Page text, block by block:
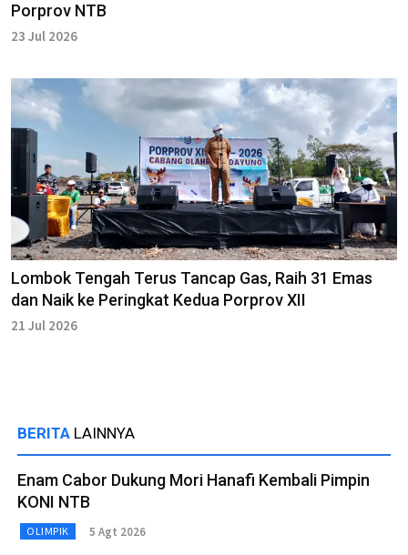
Porprov NTB
23 Jul 2026
Lombok Tengah Terus Tancap Gas, Raih 31 Emas
dan Naik ke Peringkat Kedua Porprov XII
21 Jul 2026
BERITA LAINNYA
Enam Cabor Dukung Mori Hanafi Kembali Pimpin
KONI NTB
OLIMPIK 5 Agt 2026